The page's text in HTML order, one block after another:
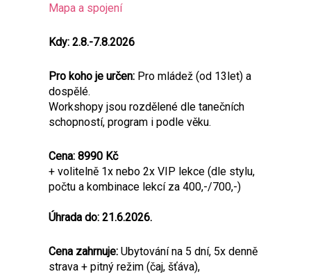
Mapa a spojení
Kdy: 2.8.-7.8.2026
Pro koho je určen: Pro mládež (od 13let) a
dospělé.
Workshopy jsou rozdělené dle tanečních
schopností, program i podle věku.
Cena:8990 Kč
+ volitelně 1x nebo 2x VIP lekce (dle stylu,
počtu a kombinace lekcí za 400,-/700,-)
Úhrada do: 21.6.2026.
Cena zahrnuje: Ubytování na 5 dní, 5x denně
strava + pitný režim (čaj, šťáva),